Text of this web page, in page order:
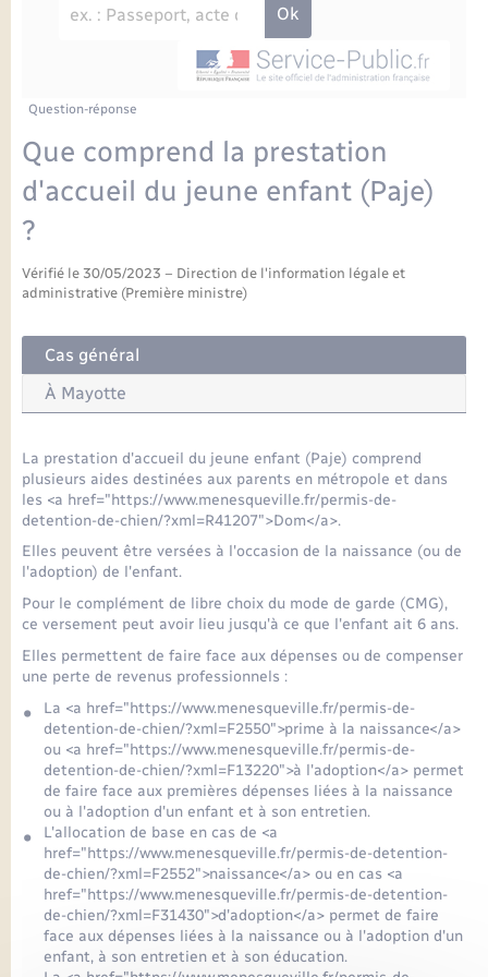
Projet nouveau groupe scolaire
Articles de presse
Avancement des travaux de l’école
Etat-civil - Papiers - Citoyenneté
Parrainage civil
Recensement
Loisirs
Numérique
Organisation d’événement
Seniors
Transports
Transports scolaires
Voirie et espace public
Travaux - Autorisation d’occupation de l’espace
Comptes rendus de conseils
Délibérations du conseil municipal
Arrêtés municipaux
Budget
Actualités
Mariage/PACS – Naissance – Décès
Publications
Agenda
Commerces - Entreprises - Emploi
Plan interactif
La Communauté de communes
Formations - Offre d'emploi
INFOS COMMUNAUTE DE COMMUNE
Question-réponse
Que comprend la prestation
d'accueil du jeune enfant (Paje)
?
Vérifié le 30/05/2023 – Direction de l'information légale et
administrative (Première ministre)
Cas général
À Mayotte
La prestation d'accueil du jeune enfant (Paje) comprend
plusieurs aides destinées aux parents en métropole et dans
les <a href="https://www.menesqueville.fr/permis-de-
detention-de-chien/?xml=R41207">Dom</a>.
Elles peuvent être versées à l'occasion de la naissance (ou de
l'adoption) de l'enfant.
Pour le complément de libre choix du mode de garde (CMG),
ce versement peut avoir lieu jusqu'à ce que l'enfant ait 6 ans.
Elles permettent de faire face aux dépenses ou de compenser
une perte de revenus professionnels :
La <a href="https://www.menesqueville.fr/permis-de-
detention-de-chien/?xml=F2550">prime à la naissance</a>
ou <a href="https://www.menesqueville.fr/permis-de-
detention-de-chien/?xml=F13220">à l'adoption</a> permet
de faire face aux premières dépenses liées à la naissance
ou à l'adoption d'un enfant et à son entretien.
L'allocation de base en cas de <a
href="https://www.menesqueville.fr/permis-de-detention-
de-chien/?xml=F2552">naissance</a> ou en cas <a
href="https://www.menesqueville.fr/permis-de-detention-
de-chien/?xml=F31430">d'adoption</a> permet de faire
face aux dépenses liées à la naissance ou à l'adoption d'un
enfant, à son entretien et à son éducation.